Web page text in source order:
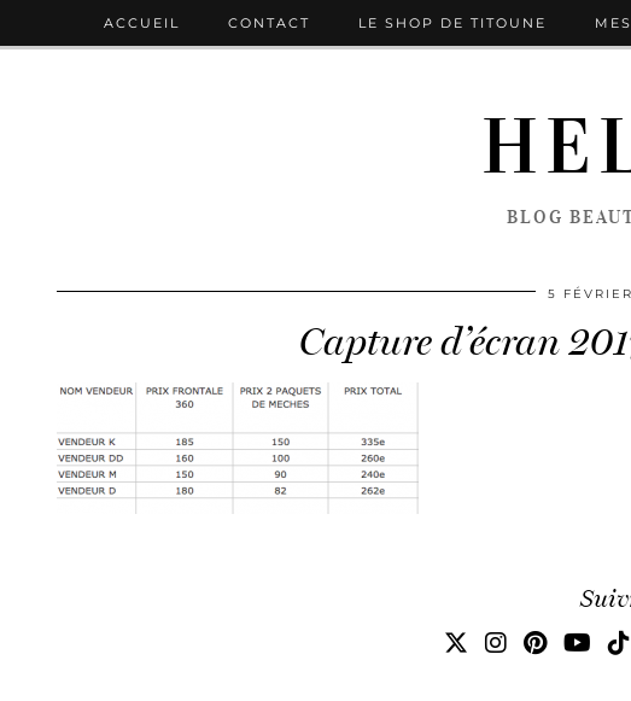
BLOG
ACCUEIL CONTACT LE SHOP DE TITOUNE
5
Capture d’écran